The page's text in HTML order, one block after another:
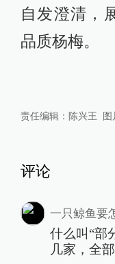
自发澄清，
品质杨梅。
责任编辑： 陈兴王 图
评论
一只鲸鱼要
什么叫“部
几家，全